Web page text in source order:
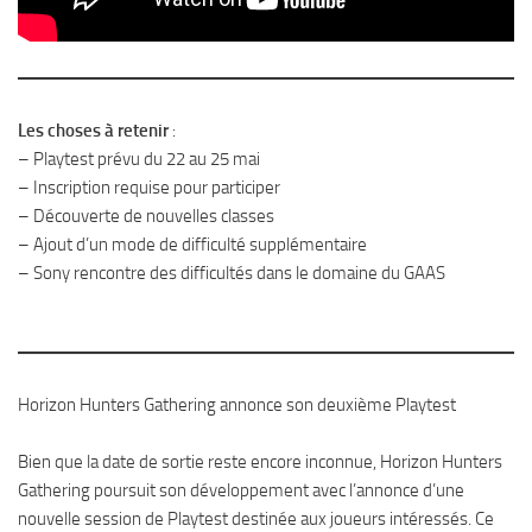
Les choses à retenir:
– Playtest prévu du 22 au 25 mai
– Inscription requise pour participer
– Découverte de nouvelles classes
– Ajout d’un mode de difficulté supplémentaire
– Sony rencontre des difficultés dans le domaine du GAAS
Horizon Hunters Gathering annonce son deuxième Playtest
Bien que la date de sortie reste encore inconnue, Horizon Hunters
Gathering poursuit son développement avec l’annonce d’une
nouvelle session de Playtest destinée aux joueurs intéressés. Ce